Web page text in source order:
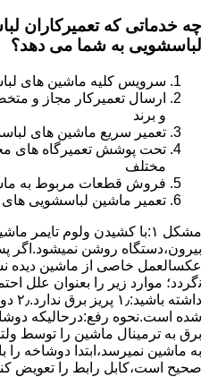
چه خدماتی که تعمیرکاران
لباسشویی به شما می دهد؟
سرویس کلیه ماشین های
ارسال تعمیرکار مجاز و
و برند
تعمیر سریع ماشین های
تحت پوشش تعمیرگاه های
مختلف
فروش قطعات مربوط به
تعمیر ماشین لباسشویی های
مشکل ۱:ﺑﺎ ﮐﺸﯿﺪن وﻟﻮم
ﺑﯿﺮون،دستگاه روﺷﻦ نمیشود.اﮔﺮ
عکسالعمل ﺧﺎﺻﯽ از ﻣﺎﺷﯿﻦ دﯾﺪه
ﻧگردد؛ موارد زیر را بعنوان ﻋﻠﻞ
ﺷﺪه است.نحوه رفع:درحالیکه
ﺑﺮق ﺑﻪ ﺗﺮﻣﯿﻨﺎل ﻣﺎﺷﯿﻦ را ﺗﻮﺳﻂ
ﺑﻪ ﻣﺎﺷﯿﻦ نمیرسد،اﺑﺘﺪا دوشاخه را
ﺻﺤﯿﺢ اﺳﺖ،ﮐﺎﺑﻞ راﺑﻂ را ﺗﻌﻮﯾﺾ